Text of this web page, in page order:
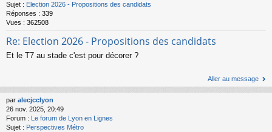
Sujet : Election 2026 - Propositions des candidats
Réponses : 339
Vues : 362508
Re: Election 2026 - Propositions des candidats
Et le T7 au stade c'est pour décorer ?
Aller au message
par alecjcclyon
26 nov. 2025, 20:49
Forum : Le forum de Lyon en Lignes
Sujet : Perspectives Métro